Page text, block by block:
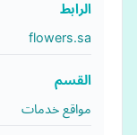
الرابط
flowers.sa
القسم
مواقع خدمات